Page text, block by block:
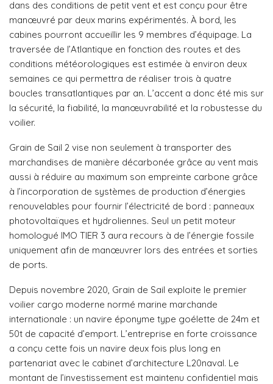
dans des conditions de petit vent et est conçu pour être
manœuvré par deux marins expérimentés. À bord, les
cabines pourront accueillir les 9 membres d’équipage. La
traversée de l’Atlantique en fonction des routes et des
conditions météorologiques est estimée à environ deux
semaines ce qui permettra de réaliser trois à quatre
boucles transatlantiques par an. L’accent a donc été mis sur
la sécurité, la fiabilité, la manœuvrabilité et la robustesse du
voilier.
Grain de Sail 2 vise non seulement à transporter des
marchandises de manière décarbonée grâce au vent mais
aussi à réduire au maximum son empreinte carbone grâce
à l’incorporation de systèmes de production d’énergies
renouvelables pour fournir l’électricité de bord : panneaux
photovoltaïques et hydroliennes. Seul un petit moteur
homologué IMO TIER 3 aura recours à de l’énergie fossile
uniquement afin de manœuvrer lors des entrées et sorties
de ports.
Depuis novembre 2020, Grain de Sail exploite le premier
voilier cargo moderne normé marine marchande
internationale : un navire éponyme type goélette de 24m et
50t de capacité d’emport. L’entreprise en forte croissance
a conçu cette fois un navire deux fois plus long en
partenariat avec le cabinet d’architecture L20naval. Le
montant de l’investissement est maintenu confidentiel mais